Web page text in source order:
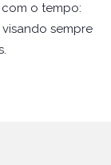
o tempo:
sempre